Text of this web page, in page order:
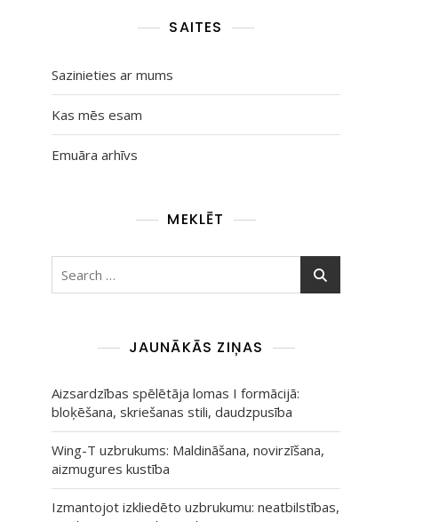
SAITES
Sazinieties ar mums
Kas mēs esam
Emuāra arhīvs
MEKLĒT
Search
JAUNĀKĀS ZIŅAS
Aizsardzības spēlētāja lomas I formācijā:
bloķēšana, skriešanas stili, daudzpusība
Wing-T uzbrukums: Maldināšana, novirzīšana,
aizmugures kustība
Izmantojot izkliedēto uzbrukumu: neatbilstības,